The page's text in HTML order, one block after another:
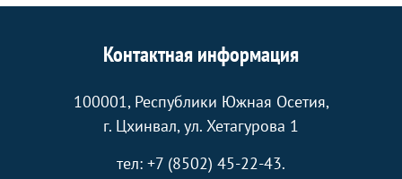
Контактная информация
100001, Республики Южная Осетия,
г. Цхинвал, ул. Хетагурова 1
тел: +7 (8502) 45-22-43.